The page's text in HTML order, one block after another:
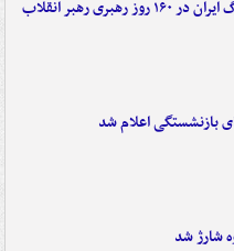
بازنشستگی اعلام شد